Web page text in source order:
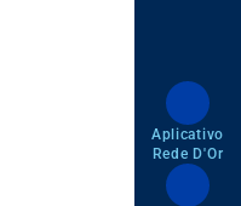
Aplicativo
Rede D'Or